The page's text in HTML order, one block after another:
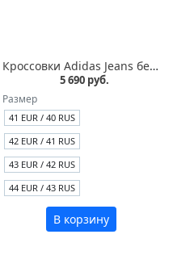
Кроссовки Adidas Jeans белые кожа
5 690 руб.
Размер
41 EUR / 40 RUS
42 EUR / 41 RUS
43 EUR / 42 RUS
44 EUR / 43 RUS
В корзину